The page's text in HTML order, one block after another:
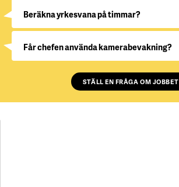
Beräkna yrkesvana på timmar?
Får chefen använda kamerabevakning?
STÄLL EN FRÅGA OM JOBBET